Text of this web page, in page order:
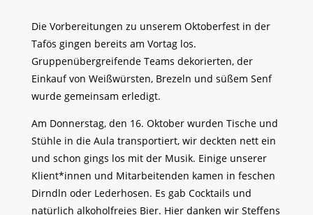
Die Vorbereitungen zu unserem Oktoberfest in der
Tafös gingen bereits am Vortag los.
Gruppenübergreifende Teams dekorierten, der
Einkauf von Weißwürsten, Brezeln und süßem Senf
wurde gemeinsam erledigt.
Am Donnerstag, den 16. Oktober wurden Tische und
Stühle in die Aula transportiert, wir deckten nett ein
und schon gings los mit der Musik. Einige unserer
Klient*innen und Mitarbeitenden kamen in feschen
Dirndln oder Lederhosen. Es gab Cocktails und
natürlich alkoholfreies Bier. Hier danken wir Steffens